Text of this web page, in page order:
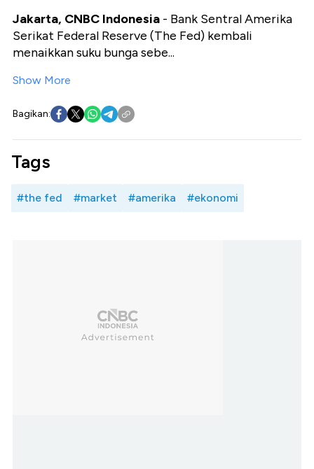
Jakarta, CNBC Indonesia - Bank Sentral Amerika
Serikat Federal Reserve (The Fed) kembali
menaikkan suku bunga sebe...
Show More
Bagikan:
Tags
#the fed #market #amerika #ekonomi